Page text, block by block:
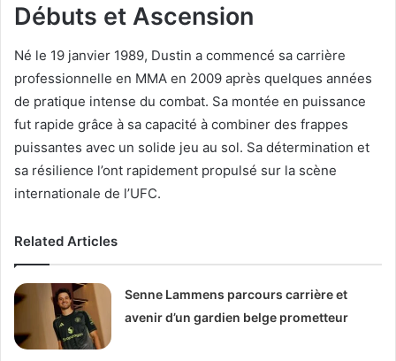
Débuts et Ascension
Né le 19 janvier 1989, Dustin a commencé sa carrière
professionnelle en MMA en 2009 après quelques années
de pratique intense du combat. Sa montée en puissance
fut rapide grâce à sa capacité à combiner des frappes
puissantes avec un solide jeu au sol. Sa détermination et
sa résilience l’ont rapidement propulsé sur la scène
internationale de l’UFC.
Related Articles
Senne Lammens parcours carrière et
avenir d’un gardien belge prometteur